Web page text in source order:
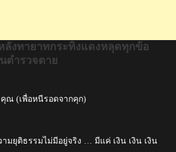
ลังทายาทกระทิงแดงหลุดทุกข้อ
ตำรวจตาย
คุณ (เพื่อหนีรอดจากคุก)
มยุติธรรมไม่มีอยู่จริง … มีแค่ เงิน เงิน เงิน